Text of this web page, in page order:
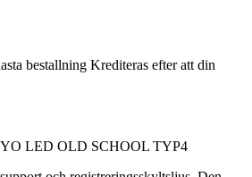
bestallning Krediteras efter att din
LED OLD SCHOOL TYP4